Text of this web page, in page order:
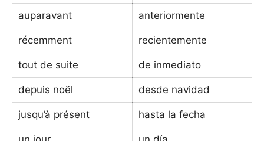
auparavant anteriormente
récemment recientemente
tout de suite de inmediato
depuis noël desde navidad
jusqu’à présent hasta la fecha